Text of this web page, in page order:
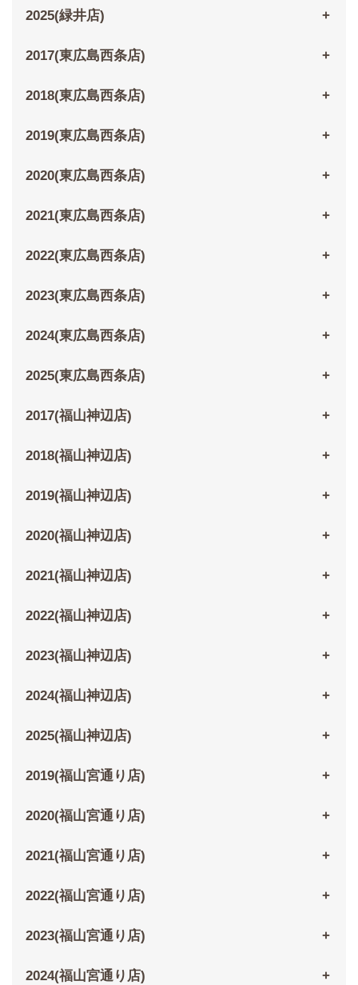
2025(緑井店)
2017(東広島西条店)
2018(東広島西条店)
2019(東広島西条店)
2020(東広島西条店)
2021(東広島西条店)
2022(東広島西条店)
2023(東広島西条店)
2024(東広島西条店)
2025(東広島西条店)
2017(福山神辺店)
2018(福山神辺店)
2019(福山神辺店)
2020(福山神辺店)
2021(福山神辺店)
2022(福山神辺店)
2023(福山神辺店)
2024(福山神辺店)
2025(福山神辺店)
2019(福山宮通り店)
2020(福山宮通り店)
2021(福山宮通り店)
2022(福山宮通り店)
2023(福山宮通り店)
2024(福山宮通り店)